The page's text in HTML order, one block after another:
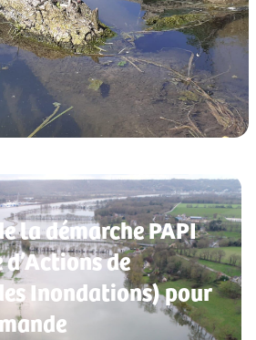
la démarche PAPI
de
Inondations) pour